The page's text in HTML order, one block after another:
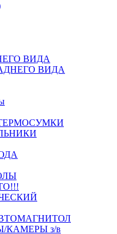
ВИДА
ВИДА
ТЕРМОСУМКИ
КАМЕРЫ з/в